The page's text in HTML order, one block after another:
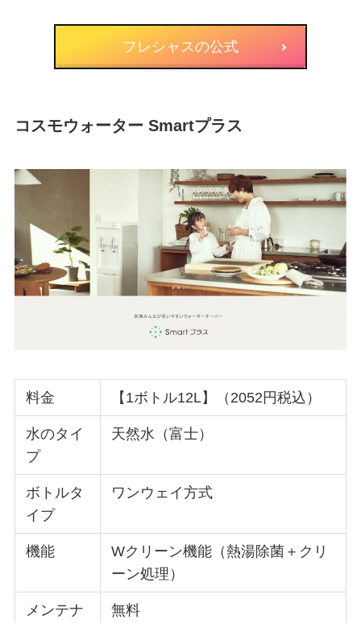
フレシャスの公式
コスモウォーター Smartプラス
料金 【1ボトル12L】（2052円税込）
水のタイ
プ
天然水（富士）
ボトルタ
イプ
ワンウェイ方式
機能
Wクリーン機能（熱湯除菌＋クリ
ーン処理）
メンテナ
無料